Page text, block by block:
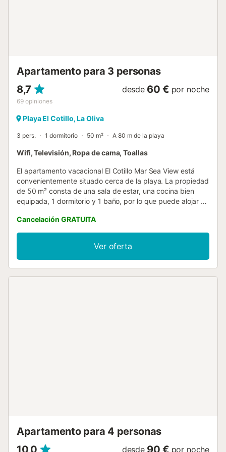
Apartamento para 3 personas
8,7
69 opiniones
desde 60 € por noche
Playa El Cotillo, La Oliva
3 pers. 1 dormitorio 50 m² A 80 m de la playa
Wifi, Televisión, Ropa de cama, Toallas
El apartamento vacacional El Cotillo Mar Sea View está
convenientemente situado cerca de la playa. La propiedad
de 50 m² consta de una sala de estar, una cocina bien
equipada, 1 dormitorio y 1 baño, por lo que puede alojar a
velocidad, así como una televisión. También hay una cuna
disponible. El apartamento vacacional también cuenta con
una terraza descubierta compartida donde relajarte por la
noche. Hay aparcamiento gratuito disponible en la calle.
Las familias con niños son bienvenidas. El aire
Cancelación GRATUITA
Ver oferta
Apartamento para 4 personas
10,0
desde 90 € por noche